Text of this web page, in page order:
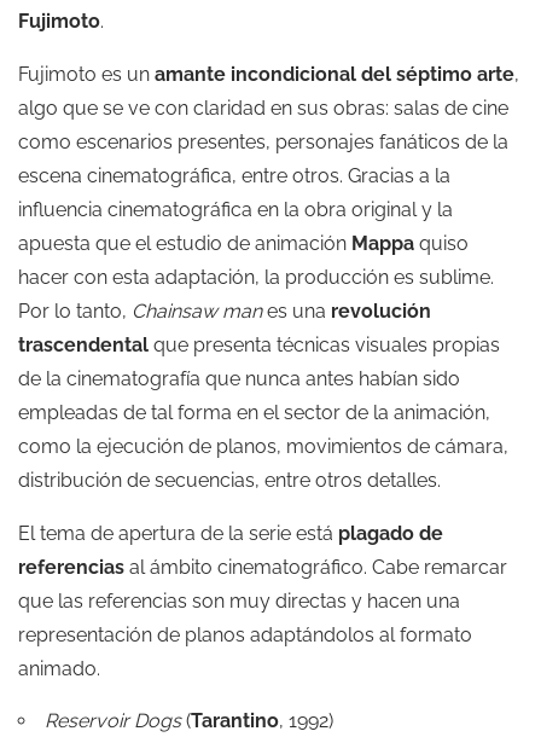
Fujimoto.
Fujimoto es un amante incondicional del séptimo arte,
algo que se ve con claridad en sus obras: salas de cine
como escenarios presentes, personajes fanáticos de la
escena cinematográfica, entre otros. Gracias a la
influencia cinematográfica en la obra original y la
apuesta que el estudio de animación Mappa quiso
hacer con esta adaptación, la producción es sublime.
Por lo tanto, Chainsaw manes una revolución
trascendental que presenta técnicas visuales propias
de la cinematografía que nunca antes habían sido
empleadas de tal forma en el sector de la animación,
como la ejecución de planos, movimientos de cámara,
distribución de secuencias, entre otros detalles.
Eltema de apertura de la serie está plagado de
referencias al ámbito cinematográfico. Cabe remarcar
que las referencias son muy directas y hacen una
representación de planos adaptándolos al formato
animado.
Reservoir Dogs(Tarantino, 1992)